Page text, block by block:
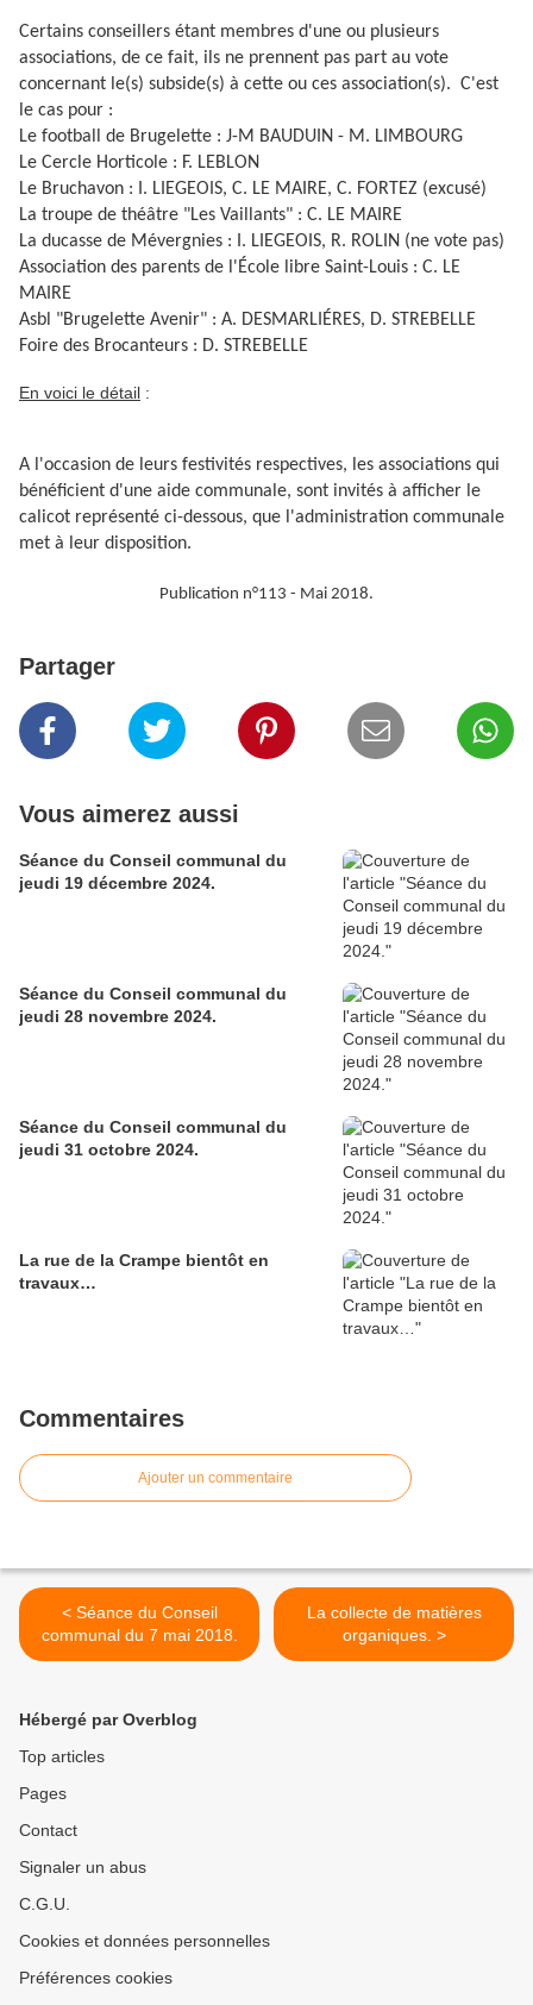
Certains conseillers étant membres d'une ou plusieurs
associations, de ce fait, ils ne prennent pas part au vote
concernant le(s) subside(s) à cette ou ces association(s). C'est
le cas pour :
Le football de Brugelette : J-M BAUDUIN - M. LIMBOURG
Le Cercle Horticole : F. LEBLON
Le Bruchavon : I. LIEGEOIS, C. LE MAIRE, C. FORTEZ (excusé)
La troupe de théâtre "Les Vaillants" : C. LE MAIRE
La ducasse de Mévergnies : I. LIEGEOIS, R. ROLIN (ne vote pas)
Association des parents de l'École libre Saint-Louis : C. LE
MAIRE
Asbl "Brugelette Avenir" : A. DESMARLIÉRES, D. STREBELLE
Foire des Brocanteurs : D. STREBELLE
En voici le détail :
A l'occasion de leurs festivités respectives, les associations qui
bénéficient d'une aide communale, sont invités à afficher le
calicot représenté ci-dessous, que l'administration communale
met à leur disposition.
Publication n°113 - Mai 2018.
Partager
Vous aimerez aussi
Séance du Conseil communal du
jeudi 19 décembre 2024.
Séance du Conseil communal du
jeudi 28 novembre 2024.
Séance du Conseil communal du
jeudi 31 octobre 2024.
La rue de la Crampe bientôt en
travaux…
Commentaires
Ajouter un commentaire
< Séance du Conseil
communal du 7 mai 2018.
La collecte de matières
organiques. >
Hébergé par Overblog
Top articles
Pages
Contact
Signaler un abus
C.G.U.
Cookies et données personnelles
Préférences cookies